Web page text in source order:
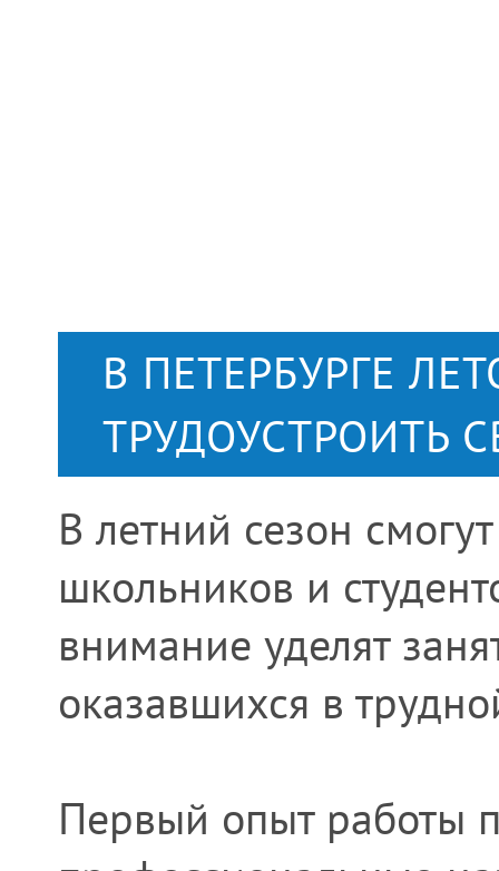
В ПЕТЕРБУРГЕ
ТРУДОУСТРОИТЬ
В летний сезон
школьников и
внимание уделят
оказавшихся в
Первый опыт работы